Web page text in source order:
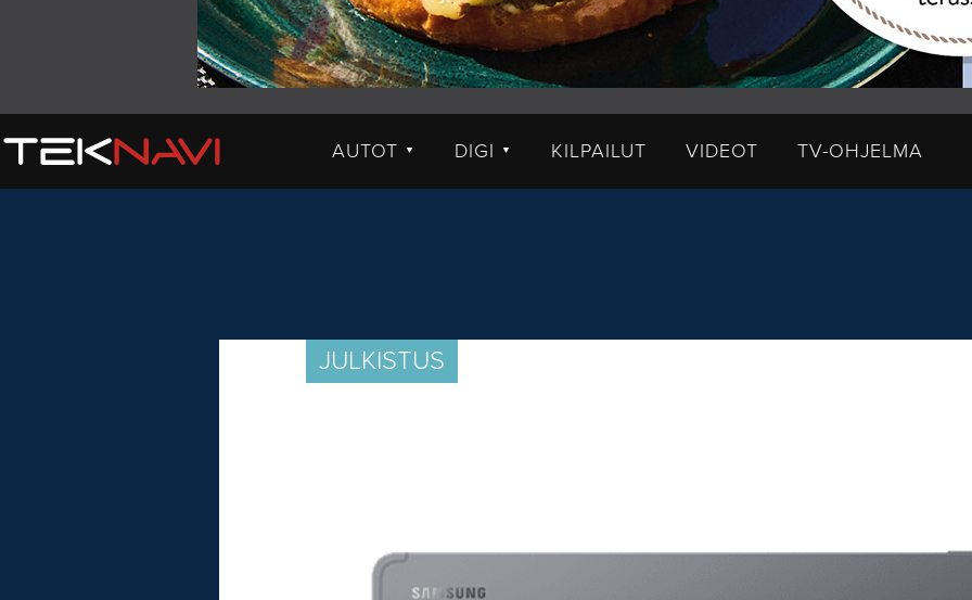
AUTOT ▼ DIGI ▼ KILPAILUT VIDEOT TV-OHJELMA
JULKISTUS